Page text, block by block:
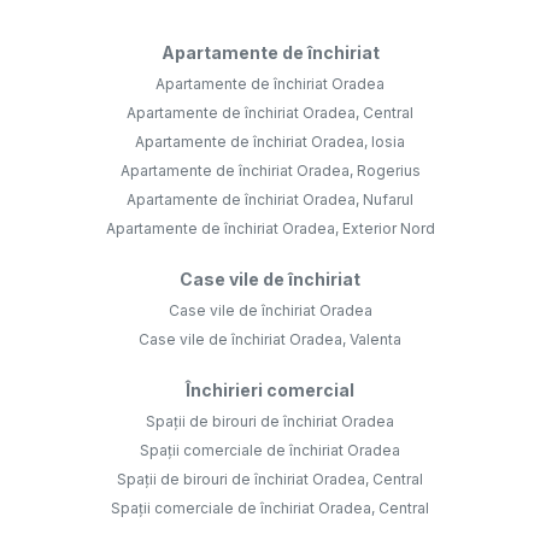
Apartamente de închiriat
Apartamente de închiriat Oradea
Apartamente de închiriat Oradea, Central
Apartamente de închiriat Oradea, Iosia
Apartamente de închiriat Oradea, Rogerius
Apartamente de închiriat Oradea, Nufarul
Apartamente de închiriat Oradea, Exterior Nord
Case vile de închiriat
Case vile de închiriat Oradea
Case vile de închiriat Oradea, Valenta
Închirieri comercial
Spații de birouri de închiriat Oradea
Spații comerciale de închiriat Oradea
Spații de birouri de închiriat Oradea, Central
Spații comerciale de închiriat Oradea, Central